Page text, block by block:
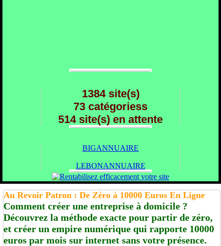
1384 site(s)
73 catégoriess
514 site(s) en attente
BIGANNUAIRE
LEBONANNUAIRE
Au Revoir Patron : De Zéro à 10000 Euros En Ligne
Comment créer une entreprise à domicile ?
Découvrez la méthode exacte pour partir de zéro,
et créer un empire numérique qui rapporte 10000
euros par mois sur internet sans votre présence.